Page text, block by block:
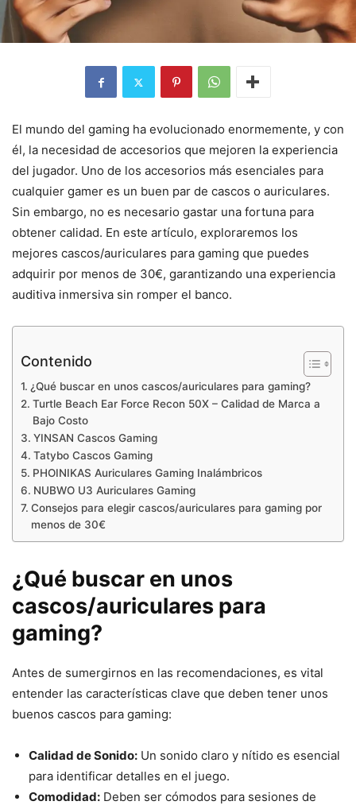
El mundo del gaming ha evolucionado enormemente, y con
él, la necesidad de accesorios que mejoren la experiencia
del jugador. Uno de los accesorios más esenciales para
cualquier gamer es un buen par de cascos o auriculares.
Sin embargo, no es necesario gastar una fortuna para
obtener calidad. En este artículo, exploraremos los
mejores cascos/auriculares para gaming que puedes
adquirir por menos de 30€, garantizando una experiencia
auditiva inmersiva sin romper el banco.
Contenido
¿Qué buscar en unos cascos/auriculares para gaming?
Turtle Beach Ear Force Recon 50X – Calidad de Marca a
Bajo Costo
YINSAN Cascos Gaming
Tatybo Cascos Gaming
PHOINIKAS Auriculares Gaming Inalámbricos
NUBWO U3 Auriculares Gaming
Consejos para elegir cascos/auriculares para gaming por
menos de 30€
¿Qué buscar en unos
cascos/auriculares para
gaming?
Antes de sumergirnos en las recomendaciones, es vital
entender las características clave que deben tener unos
buenos cascos para gaming:
Calidad de Sonido: Un sonido claro y nítido es esencial
para identificar detalles en el juego.
Comodidad: Deben ser cómodos para sesiones de